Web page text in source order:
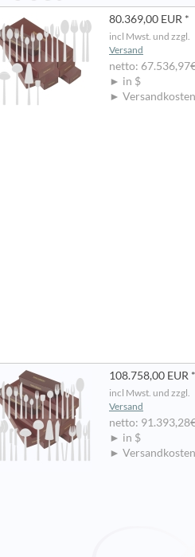
80.369,00 EUR *
incl Mwst. und zzgl.
Versand
netto:
► in $
►
108.758,00 EUR *
incl Mwst. und zzgl.
Versand
netto:
► in $
►